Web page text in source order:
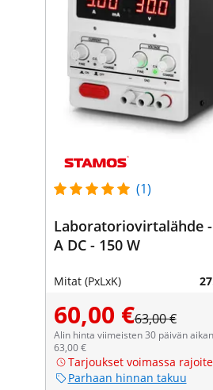
(1)
Laboratoriovirtalähde -
A DC - 150 W
Mitat (PxLxK)
60,00 €63,00 €
Alin hinta viimeisten 30 päivän
63,00 €
Tarjoukset voimassa
Parhaan hinnan takuu